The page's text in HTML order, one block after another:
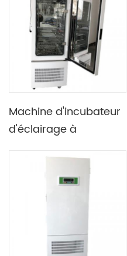
Machine d'incubateur
d'éclairage à
laboratoire de
réfrigérant R134a